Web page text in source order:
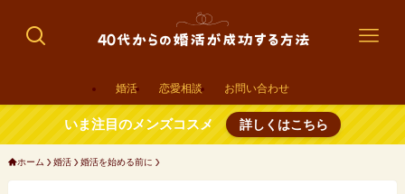
婚活 恋愛相談 お問い合わせ
いま注目のメンズコスメ 詳しくはこちら
ホーム 婚活 婚活を始める前に